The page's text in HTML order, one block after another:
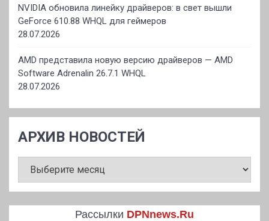
NVIDIA обновила линейку драйверов: в свет вышли
GeForce 610.88 WHQL для геймеров
28.07.2026
AMD представила новую версию драйверов — AMD
Software Adrenalin 26.7.1 WHQL
28.07.2026
АРХИВ НОВОСТЕЙ
НОВОСТЕЙ
Рассылки DPNnews.Ru